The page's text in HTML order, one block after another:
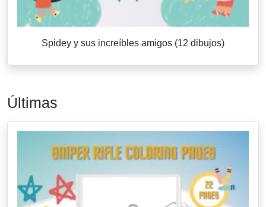
Spidey y sus increíbles amigos (12 dibujos)
Últimas